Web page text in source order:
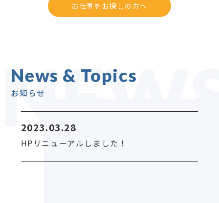
お仕事をお探しの方へ
News & Topics
お知らせ
2023.03.28
HPリニューアルしました！